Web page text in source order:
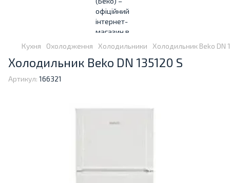
Кухня Охолодження Холодильники Холодильник Beko DN
Холодильник Beko DN 135120 S
Артикул: 166321